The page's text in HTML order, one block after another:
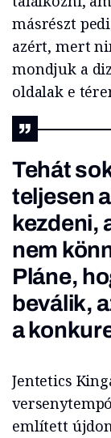
másrészt
azért, mert
mondjuk a
oldalak e
Tehát
teljesen
kezdeni,
nem
Pláne,
beválik,
a
Jentetics
említett